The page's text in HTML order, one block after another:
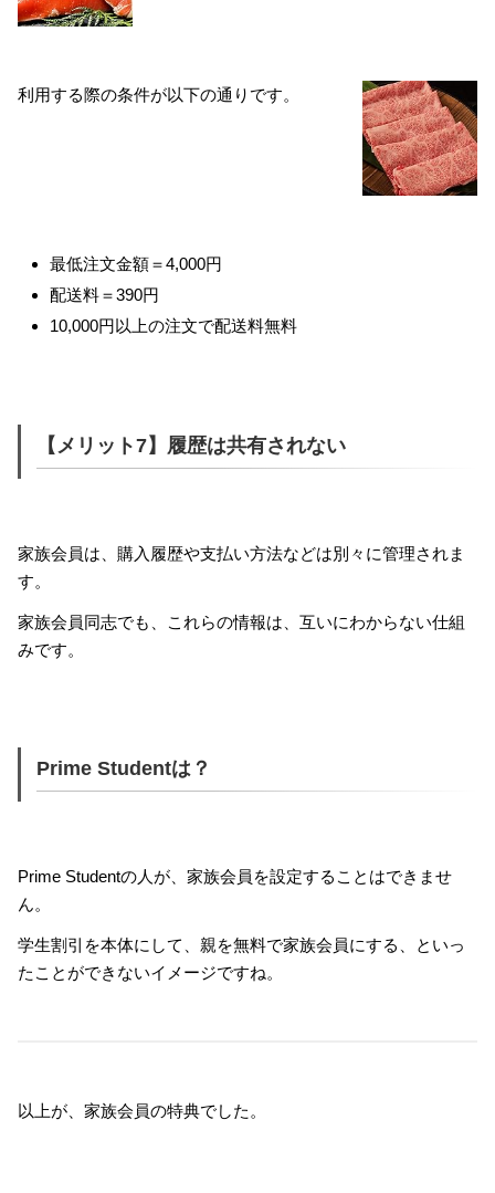
利用する際の条件が以下の通りです。
最低注文金額＝4,000円
配送料＝390円
10,000円以上の注文で配送料無料
【メリット7】履歴は共有されない
家族会員は、購入履歴や支払い方法などは別々に管理されま
す。
家族会員同志でも、これらの情報は、互いにわからない仕組
みです。
Prime Studentは？
Prime Studentの人が、家族会員を設定することはできませ
ん。
学生割引を本体にして、親を無料で家族会員にする、といっ
たことができないイメージですね。
以上が、家族会員の特典でした。